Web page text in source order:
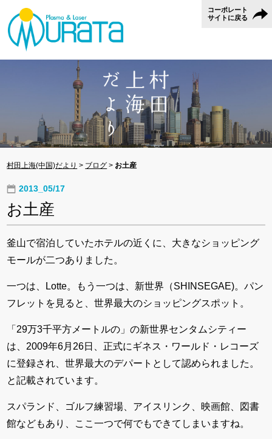
コーポレート
サイトに戻る
村田上海(中国)だより > ブログ > お土産
2013_05/17
お土産
釜山で宿泊していたホテルの近くに、大きなショッピング
モールが二つありました。
一つは、Lotte。もう一つは、新世界（SHINSEGAE)。パン
フレットを見ると、世界最大のショッピングスポット。
「29万3千平方メートルの」の新世界センタムシティー
は、2009年6月26日、正式にギネス・ワールド・レコーズ
に登録され、世界最大のデパートとして認められました。
と記載されています。
スパランド、ゴルフ練習場、アイスリンク、映画館、図書
館などもあり、ここ一つで何でもできてしまいますね。